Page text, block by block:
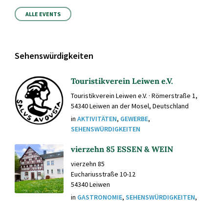
den
Kalendertagen
ALLE EVENTS
Sehenswürdigkeiten
Touristikverein Leiwen e.V.
Touristikverein Leiwen e.V. · Römerstraße 1,
54340 Leiwen an der Mosel, Deutschland
in AKTIVITÄTEN, GEWERBE,
SEHENSWÜRDIGKEITEN
vierzehn 85 ESSEN & WEIN
vierzehn 85
Euchariusstraße 10-12
54340 Leiwen
in GASTRONOMIE, SEHENSWÜRDIGKEITEN,